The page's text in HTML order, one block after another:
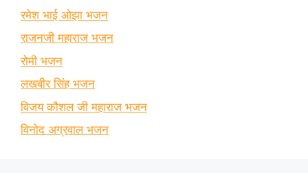
रमेश भाई ओझा भजन
राजनजी महाराज भजन
रोमी भजन
लखबीर सिंह भजन
विजय कौशल जी महाराज भजन
विनोद अग्रवाल भजन